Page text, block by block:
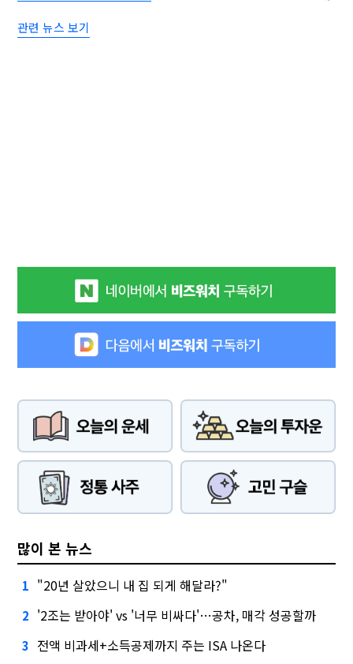
관련 뉴스 보기
많이 본 뉴스
1 "20년 살았으니 내 집 되게 해달라?"
2 '2조는 받아야' vs '너무 비싸다'…공차, 매각 성공할까
3 전액 비과세+소득공제까지 주는 ISA 나온다